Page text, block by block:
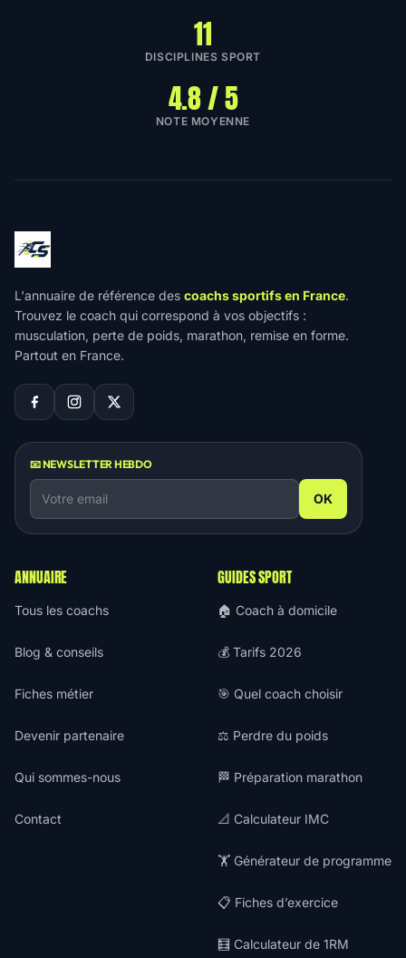
11
DISCIPLINES SPORT
4.8 / 5
NOTE MOYENNE
L'annuaire de référence des coachs sportifs en France.
Trouvez le coach qui correspond à vos objectifs :
musculation, perte de poids, marathon, remise en forme.
Partout en France.
📧 NEWSLETTER HEBDO
OK
ANNUAIRE
Tous les coachs
Blog & conseils
Fiches métier
Devenir partenaire
Qui sommes-nous
Contact
GUIDES SPORT
🏠 Coach à domicile
💰 Tarifs 2026
🎯 Quel coach choisir
⚖️ Perdre du poids
🏁 Préparation marathon
📐 Calculateur IMC
🏋️ Générateur de programme
📋 Fiches d’exercice
🧮 Calculateur de 1RM